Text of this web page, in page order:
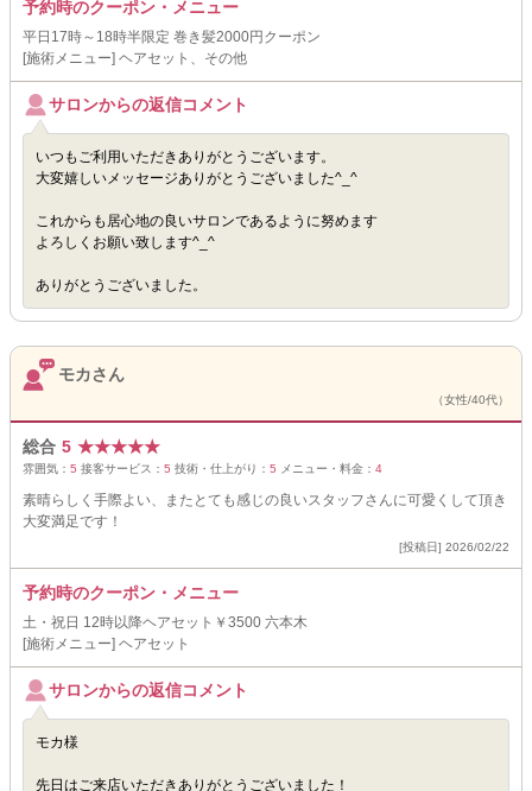
予約時のクーポン・メニュー
平日17時～18時半限定 巻き髪2000円クーポン
[施術メニュー] ヘアセット、その他
サロンからの返信コメント
いつもご利用いただきありがとうございます。
大変嬉しいメッセージありがとうございました^_^
これからも居心地の良いサロンであるように努めます
よろしくお願い致します^_^
ありがとうございました。
モカさん
（女性/40代）
総合 5 ★★★★★
雰囲気： 5 接客サービス： 5 技術・仕上がり： 5 メニュー・料金： 4
素晴らしく手際よい、またとても感じの良いスタッフさんに可愛くして頂き
大変満足です！
[投稿日] 2026/02/22
予約時のクーポン・メニュー
土・祝日 12時以降ヘアセット￥3500 六本木
[施術メニュー] ヘアセット
サロンからの返信コメント
モカ様
先日はご来店いただきありがとうございました！